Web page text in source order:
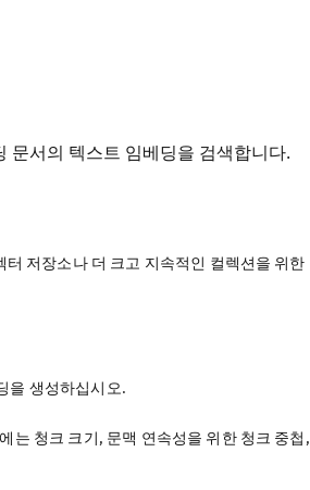
문서의 텍스트 임베딩을 검색합니다.
저장소나 더 크고 지속적인 컬렉션을 위한
을 생성하십시오.
는 청크 크기, 문맥 연속성을 위한 청크 중첩,